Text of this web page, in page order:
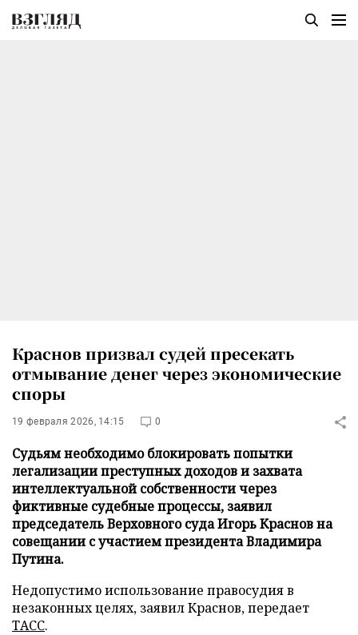
Краснов призвал судей пресекать
отмывание денег через экономические
споры
19 февраля 2026, 14:15 0
Судьям необходимо блокировать попытки
легализации преступных доходов и захвата
интеллектуальной собственности через
фиктивные судебные процессы, заявил
председатель Верховного суда Игорь Краснов на
совещании с участием президента Владимира
Путина.
Недопустимо использование правосудия в
незаконных целях, заявил Краснов, передает
ТАСС.